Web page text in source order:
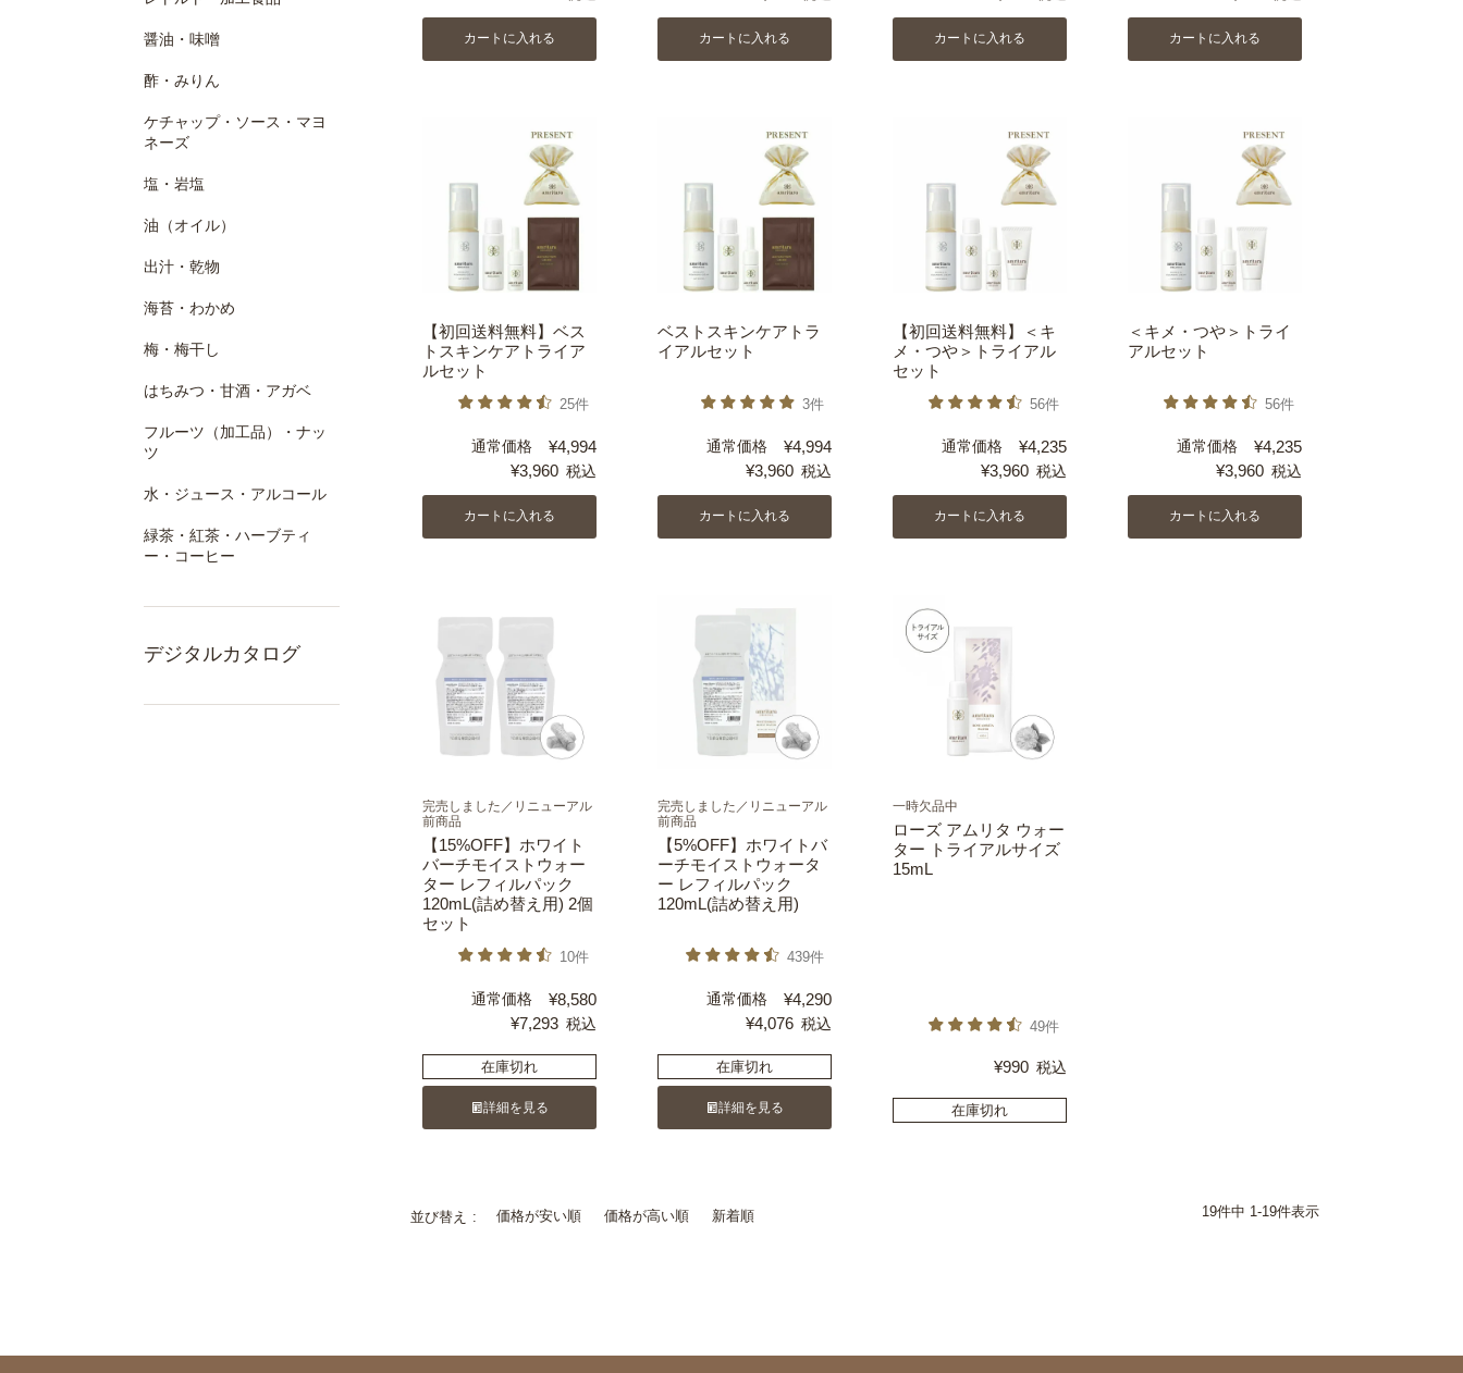
醤油・味噌
酢・みりん
ケチャップ・ソース・マヨ
ネーズ
塩・岩塩
油（オイル）
出汁・乾物
海苔・わかめ
梅・梅干し
はちみつ・甘酒・アガベ
フルーツ（加工品）・ナッ
ツ
水・ジュース・アルコール
緑茶・紅茶・ハーブティ
ー・コーヒー
デジタルカタログ
カートに入れる カートに入れる カートに入れる カートに入れる
【初回送料無料】ベス
トスキンケアトライア
ルセット
25件
通常価格 ¥4,994
¥3,960 税込
カートに入れる
ベストスキンケアトラ
イアルセット
3件
通常価格 ¥4,994
¥3,960 税込
カートに入れる
【初回送料無料】＜キ
メ・つや＞トライアル
セット
56件
通常価格 ¥4,235
¥3,960 税込
カートに入れる
＜キメ・つや＞トライ
アルセット
56件
通常価格 ¥4,235
¥3,960 税込
カートに入れる
完売しました／リニューアル
前商品
【15%OFF】ホワイト
バーチモイストウォー
ター レフィルパック
120mL(詰め替え用) 2個
セット
10件
通常価格 ¥8,580
¥7,293 税込
在庫切れ
詳細を見る
完売しました／リニューアル
前商品
【5%OFF】ホワイトバ
ーチモイストウォータ
ー レフィルパック
120mL(詰め替え用)
439件
通常価格 ¥4,290
¥4,076 税込
在庫切れ
詳細を見る
一時欠品中
ローズ アムリタ ウォー
ター トライアルサイズ
15mL
49件
¥990 税込
在庫切れ
並び替え 価格が安い順 価格が高い順 新着順 19件中 1-19件表示